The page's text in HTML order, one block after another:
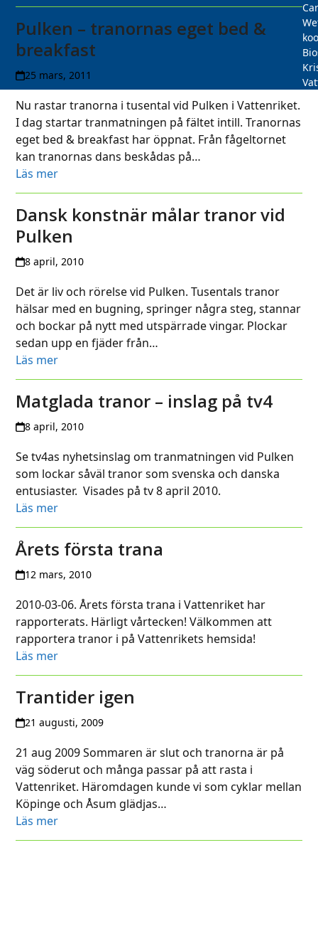
Pulken – tranornas eget bed &
breakfast
25 mars, 2011
Nu rastar tranorna i tusental vid Pulken i Vattenriket.
I dag startar tranmatningen på fältet intill. Tranornas
eget bed & breakfast har öppnat. Från fågeltornet
kan tranornas dans beskådas på…
Läs mer
Dansk konstnär målar tranor vid
Pulken
8 april, 2010
Det är liv och rörelse vid Pulken. Tusentals tranor
hälsar med en bugning, springer några steg, stannar
och bockar på nytt med utspärrade vingar. Plockar
sedan upp en fjäder från…
Läs mer
Matglada tranor – inslag på tv4
8 april, 2010
Se tv4as nyhetsinslag om tranmatningen vid Pulken
som lockar såväl tranor som svenska och danska
entusiaster. Visades på tv 8 april 2010.
Läs mer
Årets första trana
12 mars, 2010
2010-03-06. Årets första trana i Vattenriket har
rapporterats. Härligt vårtecken! Välkommen att
rapportera tranor i på Vattenrikets hemsida!
Läs mer
Trantider igen
21 augusti, 2009
21 aug 2009 Sommaren är slut och tranorna är på
väg söderut och många passar på att rasta i
Vattenriket. Häromdagen kunde vi som cyklar mellan
Köpinge och Åsum glädjas…
Läs mer